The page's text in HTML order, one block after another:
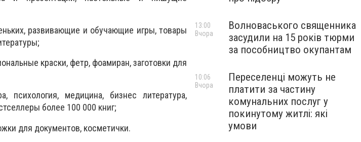
развивающие и обучающие игры, товары
краски, фетр, фоамиран, заготовки для
психология, медицина, бизнес литература,
более 100 000 книг;
для документов, косметички.
Волноваського священника
засудили на 15 років тюрми
за пособництво окупантам
13:00
Вчора
Переселенці можуть не
платити за частину
комунальних послуг у
покинутому житлі: які
умови
10:06
Вчора